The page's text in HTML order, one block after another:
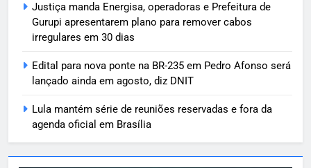
Justiça manda Energisa, operadoras e Prefeitura de
Gurupi apresentarem plano para remover cabos
irregulares em 30 dias
Edital para nova ponte na BR-235 em Pedro Afonso será
lançado ainda em agosto, diz DNIT
Lula mantém série de reuniões reservadas e fora da
agenda oficial em Brasília